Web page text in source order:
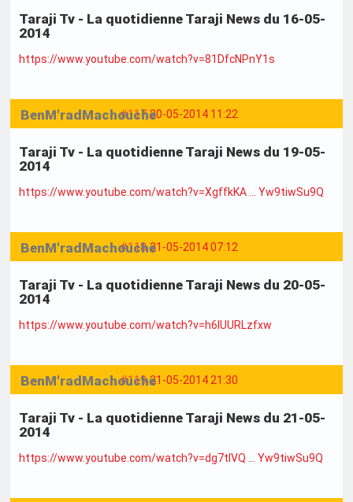
Taraji Tv - La quotidienne Taraji News du 16-05-
2014
https://www.youtube.com/watch?v=81DfcNPnY1s
#117 20-05-2014 11:22
BenM'radMachouche
Taraji Tv - La quotidienne Taraji News du 19-05-
2014
https://www.youtube.com/watch?v=XgffkKA … Yw9tiwSu9Q
#118 21-05-2014 07:12
BenM'radMachouche
Taraji Tv - La quotidienne Taraji News du 20-05-
2014
https://www.youtube.com/watch?v=h6IUURLzfxw
#119 21-05-2014 21:30
BenM'radMachouche
Taraji Tv - La quotidienne Taraji News du 21-05-
2014
https://www.youtube.com/watch?v=dg7tlVQ … Yw9tiwSu9Q